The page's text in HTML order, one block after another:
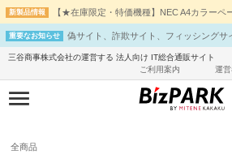
新製品情報 【★在庫限定・特価機種】NEC A4カラーペ
重要なお知らせ 偽サイト、詐欺サイト、フィッシングサ
三谷商事株式会社の運営する 法人向け IT総合通販サイト
ご利用案内
運
全商品